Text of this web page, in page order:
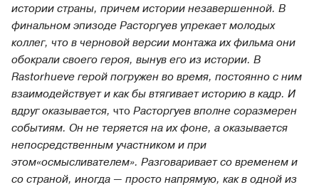
истории страны, причем истории незавершенной. В
финальном эпизоде Расторгуев упрекает молодых
коллег, что в черновой версии монтажа их фильма они
обокрали своего героя, вынув его из истории. В
Rastorhuevе герой погружен во время, постоянно с ним
взаимодействует и как бы втягивает историю в кадр. И
вдруг оказывается, что Расторгуев вполне соразмерен
событиям. Он не теряется на их фоне, а оказывается
непосредственным участником и при
этом«осмысливателем». Разговаривает со временем и
со страной, иногда — просто напрямую, как в одной из